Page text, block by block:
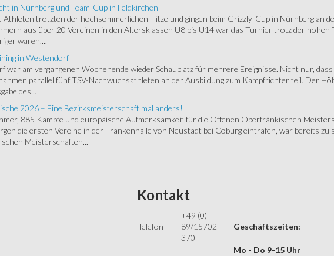
in Nürnberg und Team-Cup in Feldkirchen
Athleten trotzten der hochsommerlichen Hitze und gingen beim Grizzly-Cup in Nürnberg an
aus über 20 Vereinen in den Altersklassen U8 bis U14 war das Turnier trotz der hohen
waren,...
in Westendorf
war am vergangenen Wochenende wieder Schauplatz für mehrere Ereignisse. Nicht nur,
parallel fünf TSV-Nachwuchsathleten an der Ausbildung zum Kampfrichter teil. Der
des...
2026 – Eine Bezirksmeisterschaft mal anders!
885 Kämpfe und europäische Aufmerksamkeit für die Offenen Oberfränkischen
die ersten Vereine in der Frankenhalle von Neustadt bei Coburg eintrafen, war bereits zu
Meisterschaften...
Kontakt
Telefon
+49 (0)
89/15702-
370
Geschäftszeiten:
Mo - Do 9-15 Uhr